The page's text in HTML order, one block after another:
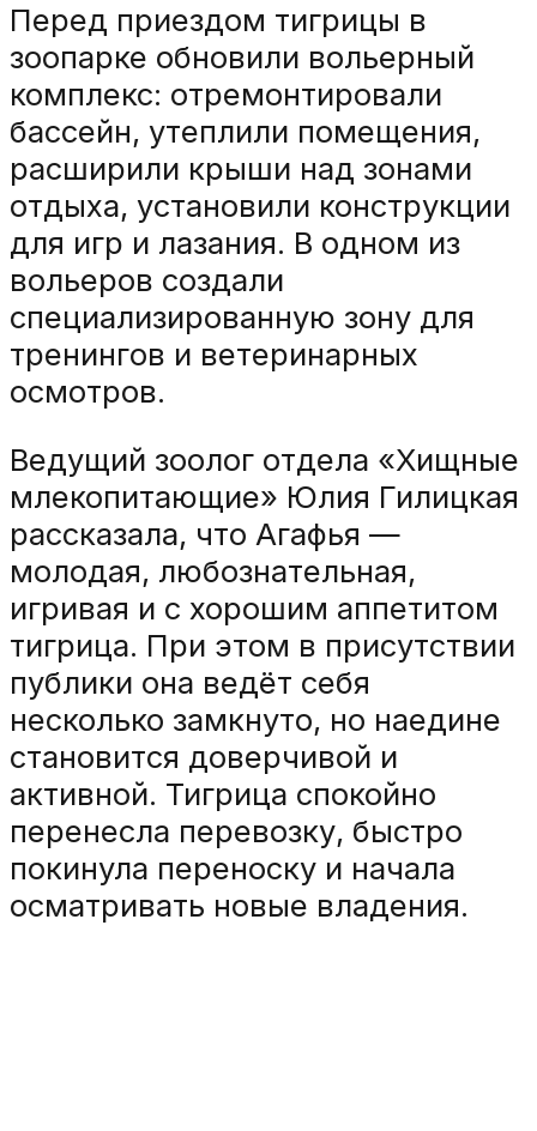
Перед приездом тигрицы в
зоопарке обновили вольерный
комплекс: отремонтировали
бассейн, утеплили помещения,
расширили крыши над зонами
отдыха, установили конструкции
для игр и лазания. В одном из
вольеров создали
специализированную зону для
тренингов и ветеринарных
осмотров.
Ведущий зоолог отдела «Хищные
млекопитающие» Юлия Гилицкая
рассказала, что Агафья —
молодая, любознательная,
игривая и с хорошим аппетитом
тигрица. При этом в присутствии
публики она ведёт себя
несколько замкнуто, но наедине
становится доверчивой и
активной. Тигрица спокойно
перенесла перевозку, быстро
покинула переноску и начала
осматривать новые владения.